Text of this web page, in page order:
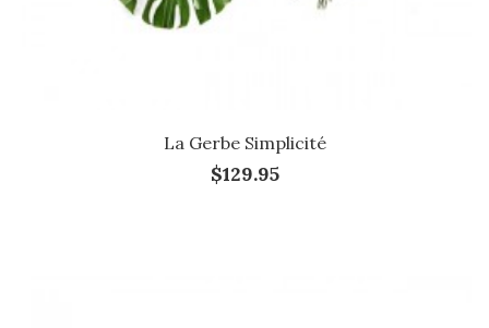
La Gerbe Simplicité
$129.95